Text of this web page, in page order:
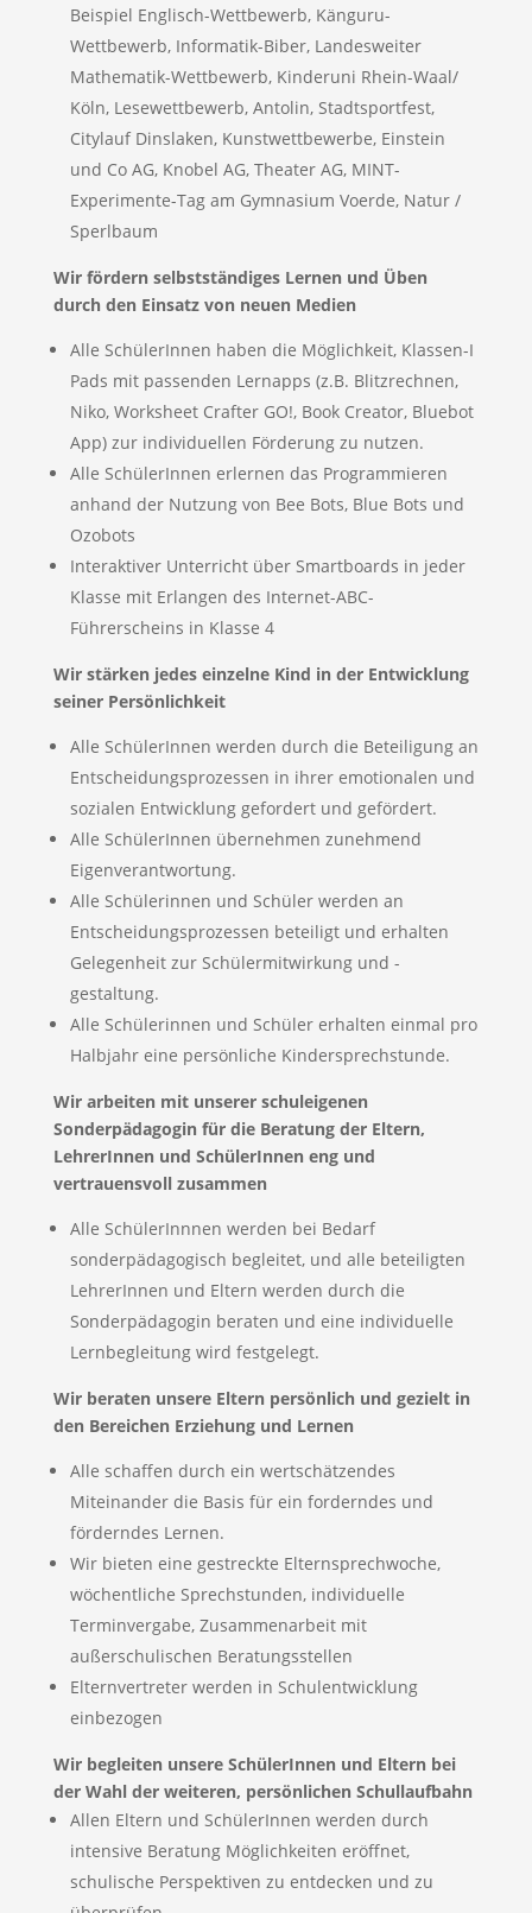
Beispiel Englisch-Wettbewerb, Känguru-
Wettbewerb, Informatik-Biber, Landesweiter
Mathematik-Wettbewerb, Kinderuni Rhein-Waal/
Köln, Lesewettbewerb, Antolin, Stadtsportfest,
Citylauf Dinslaken, Kunstwettbewerbe, Einstein
und Co AG, Knobel AG, Theater AG, MINT-
Experimente-Tag am Gymnasium Voerde, Natur /
Sperlbaum
Wir fördern selbstständiges Lernen und Üben
durch den Einsatz von neuen Medien
Alle SchülerInnen haben die Möglichkeit, Klassen-I
Pads mit passenden Lernapps (z.B. Blitzrechnen,
Niko, Worksheet Crafter GO!, Book Creator, Bluebot
App) zur individuellen Förderung zu nutzen.
Alle SchülerInnen erlernen das Programmieren
anhand der Nutzung von Bee Bots, Blue Bots und
Ozobots
Interaktiver Unterricht über Smartboards in jeder
Klasse mit Erlangen des Internet-ABC-
Führerscheins in Klasse 4
Wir stärken jedes einzelne Kind in der Entwicklung
seiner Persönlichkeit
Alle SchülerInnen werden durch die Beteiligung an
Entscheidungsprozessen in ihrer emotionalen und
sozialen Entwicklung gefordert und gefördert.
Alle SchülerInnen übernehmen zunehmend
Eigenverantwortung.
Alle Schülerinnen und Schüler werden an
Entscheidungsprozessen beteiligt und erhalten
Gelegenheit zur Schülermitwirkung und -
gestaltung.
Alle Schülerinnen und Schüler erhalten einmal pro
Halbjahr eine persönliche Kindersprechstunde.
Wir arbeiten mit unserer schuleigenen
Sonderpädagogin für die Beratung der Eltern,
LehrerInnen und SchülerInnen eng und
vertrauensvoll zusammen
Alle SchülerInnnen werden bei Bedarf
sonderpädagogisch begleitet, und alle beteiligten
LehrerInnen und Eltern werden durch die
Sonderpädagogin beraten und eine individuelle
Lernbegleitung wird festgelegt.
Wir beraten unsere Eltern persönlich und gezielt in
den Bereichen Erziehung und Lernen
Alle schaffen durch ein wertschätzendes
Miteinander die Basis für ein forderndes und
förderndes Lernen.
Wir bieten eine gestreckte Elternsprechwoche,
wöchentliche Sprechstunden, individuelle
Terminvergabe, Zusammenarbeit mit
außerschulischen Beratungsstellen
Elternvertreter werden in Schulentwicklung
einbezogen
Wir begleiten unsere SchülerInnen und Eltern bei
der Wahl der weiteren, persönlichen Schullaufbahn
Allen Eltern und SchülerInnen werden durch
intensive Beratung Möglichkeiten eröffnet,
schulische Perspektiven zu entdecken und zu